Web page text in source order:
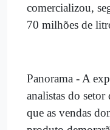
comercializou,
70 milhões de
Panorama - A
analistas do
que as vendas